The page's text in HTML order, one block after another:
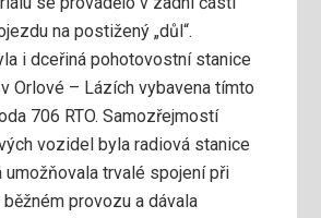
na postižený „důl“.
i dceřiná pohotovostní stanice
Orlové – Lázích vybavena tímto
706 RTO. Samozřejmostí
vozidel byla radiová stanice
umožňovala trvalé spojení při
provozu a dávala